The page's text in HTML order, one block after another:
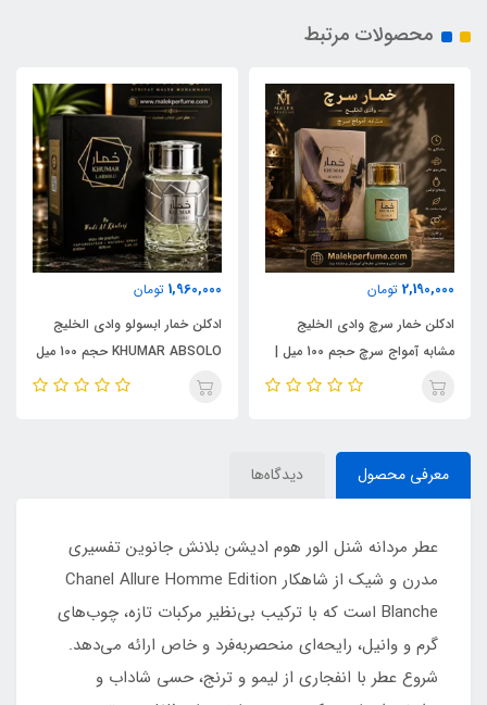
محصولات مرتبط
2,190,000 تومان
ادکلن خمار سرچ وادی الخلیج
مشابه آمواج سرچ حجم 100 میل |
KHUMAR Search Eau de
1,960,000 تومان
ادکلن خمار ابسولو وادی الخلیج
KHUMAR ABSOLO حجم 100 میل
| مشابه اورجینال ایو سن لورن مای
معرفی محصول دیدگاه‌ها
عطر مردانه شنل الور هوم ادیشن بلانش جانوین تفسیری
مدرن و شیک از شاهکار Chanel Allure Homme Edition
Blanche است که با ترکیب بی‌نظیر مرکبات تازه، چوب‌های
گرم و وانیل، رایحه‌ای منحصربه‌فرد و خاص ارائه می‌دهد.
شروع عطر با انفجاری از لیمو و ترنج، حسی شاداب و